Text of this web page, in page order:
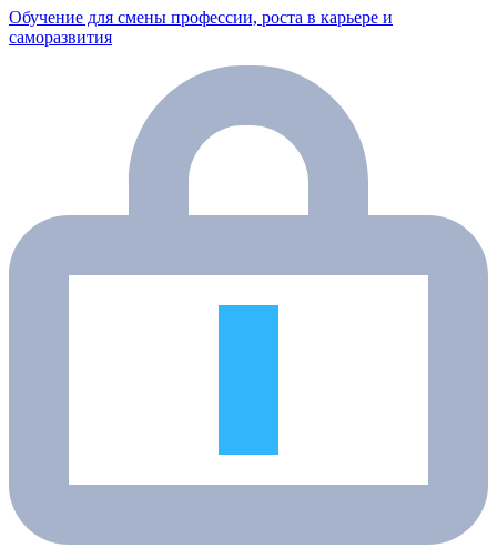
Обучение для смены профессии, роста в карьере и
саморазвития